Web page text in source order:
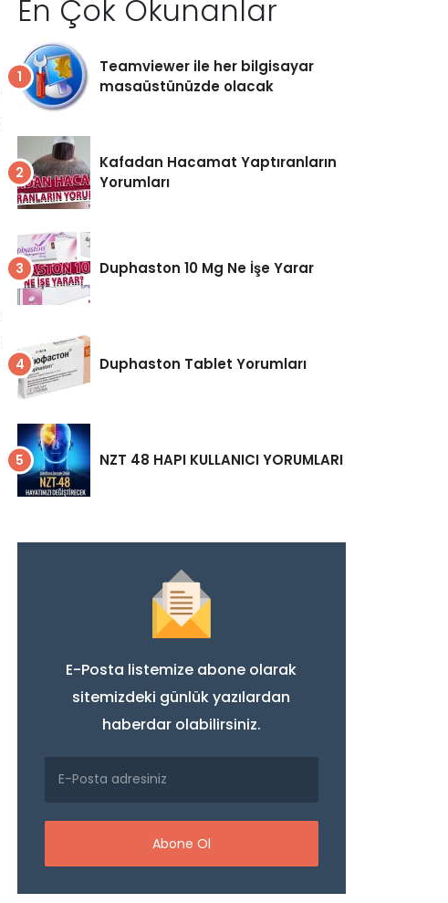
En Çok Okunanlar
Teamviewer ile her bilgisayar
masaüstünüzde olacak
Kafadan Hacamat Yaptıranların
Yorumları
Duphaston 10 Mg Ne İşe Yarar
Duphaston Tablet Yorumları
NZT 48 HAPI KULLANICI YORUMLARI
E-Posta listemize abone olarak
sitemizdeki günlük yazılardan
haberdar olabilirsiniz.
Abone Ol